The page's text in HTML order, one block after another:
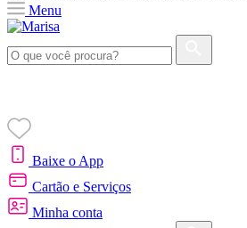
Menu
Baixe o App
Cartão e Serviços
Minha conta